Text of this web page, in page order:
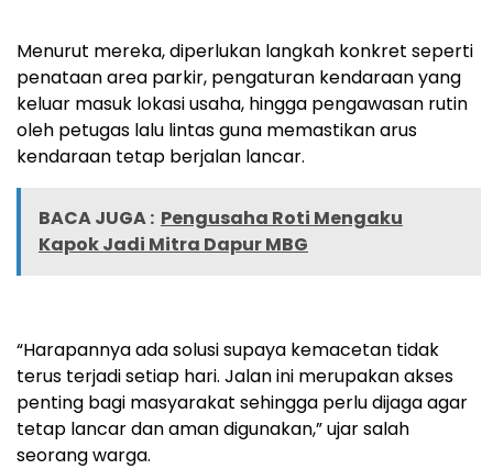
Menurut mereka, diperlukan langkah konkret seperti
penataan area parkir, pengaturan kendaraan yang
keluar masuk lokasi usaha, hingga pengawasan rutin
oleh petugas lalu lintas guna memastikan arus
kendaraan tetap berjalan lancar.
BACA JUGA : Pengusaha Roti Mengaku
Kapok Jadi Mitra Dapur MBG
“Harapannya ada solusi supaya kemacetan tidak
terus terjadi setiap hari. Jalan ini merupakan akses
penting bagi masyarakat sehingga perlu dijaga agar
tetap lancar dan aman digunakan,” ujar salah
seorang warga.